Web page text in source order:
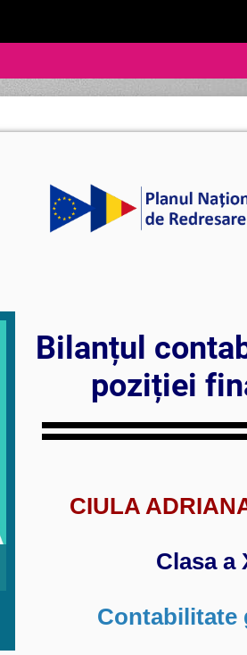
Bilanțul
poziției
CIULA
Clasa a
Contabilitate